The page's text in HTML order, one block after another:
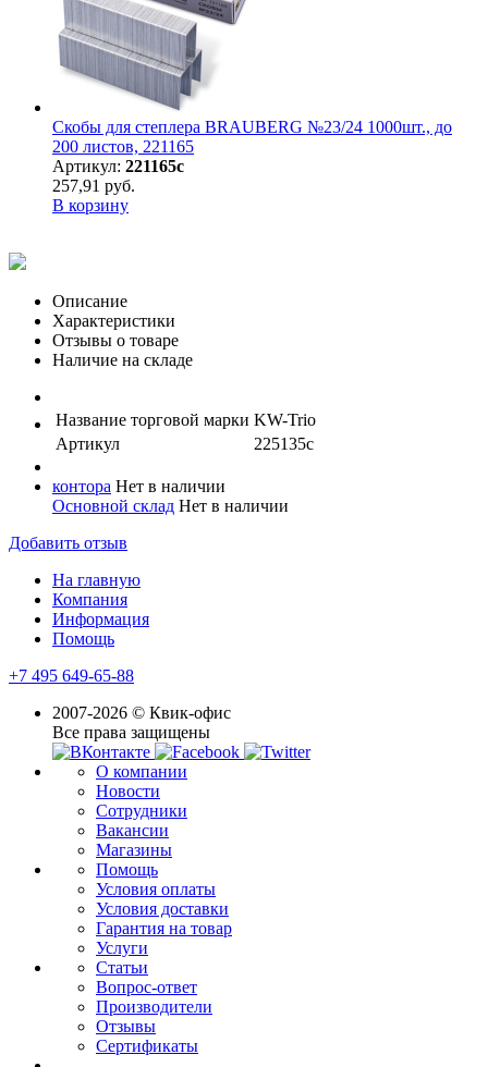
Скобы для степлера BRAUBERG №23/24 1000шт., до
200 листов, 221165
Артикул: 221165с
257,91 руб.
В корзину
Описание
Характеристики
Отзывы о товаре
Наличие на складе
Название торговой марки KW-Trio
Артикул
225135с
контора Нет в наличии
Основной склад Нет в наличии
Добавить отзыв
На главную
Компания
Информация
Помощь
+7 495 649-65-88
2007-2026 © Квик-офис
Все права защищены
О компании
Новости
Сотрудники
Вакансии
Магазины
Помощь
Условия оплаты
Условия доставки
Гарантия на товар
Услуги
Статьи
Вопрос-ответ
Производители
Отзывы
Сертификаты